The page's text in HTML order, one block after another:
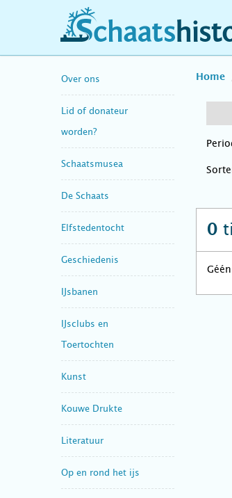
schaatshistorie.nl
Over ons
Lid of donateur
worden?
Schaatsmusea
De Schaats
Elfstedentocht
Geschiedenis
IJsbanen
IJsclubs en
Toertochten
Kunst
Kouwe Drukte
Literatuur
Op en rond het ijs
Home
0